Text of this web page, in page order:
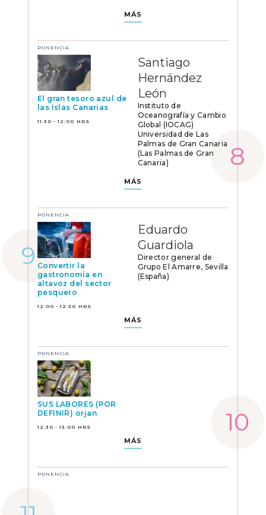
MÁS
PONENCIA
El gran tesoro azul de
las Islas Canarias
11:30 - 12:00 HRS
Santiago
Hernández
León
Instituto de
Oceanografía y Cambio
Global (IOCAG)
Universidad de Las
Palmas de Gran Canaria
(Las Palmas de Gran
Canaria)
MÁS
PONENCIA
Convertir la
gastronomía en
altavoz del sector
pesquero
12:00 - 12:30 HRS
Eduardo
Guardiola
Director general de
Grupo El Amarre, Sevilla
(España)
MÁS
PONENCIA
SUS LABORES (POR
DEFINIR) orjan
12:30 - 13:00 HRS
MÁS
PONENCIA